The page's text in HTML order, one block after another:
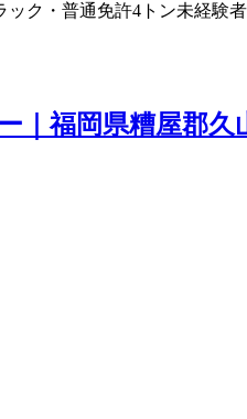
ック・普通免許4トン未経験
｜福岡県糟屋郡久